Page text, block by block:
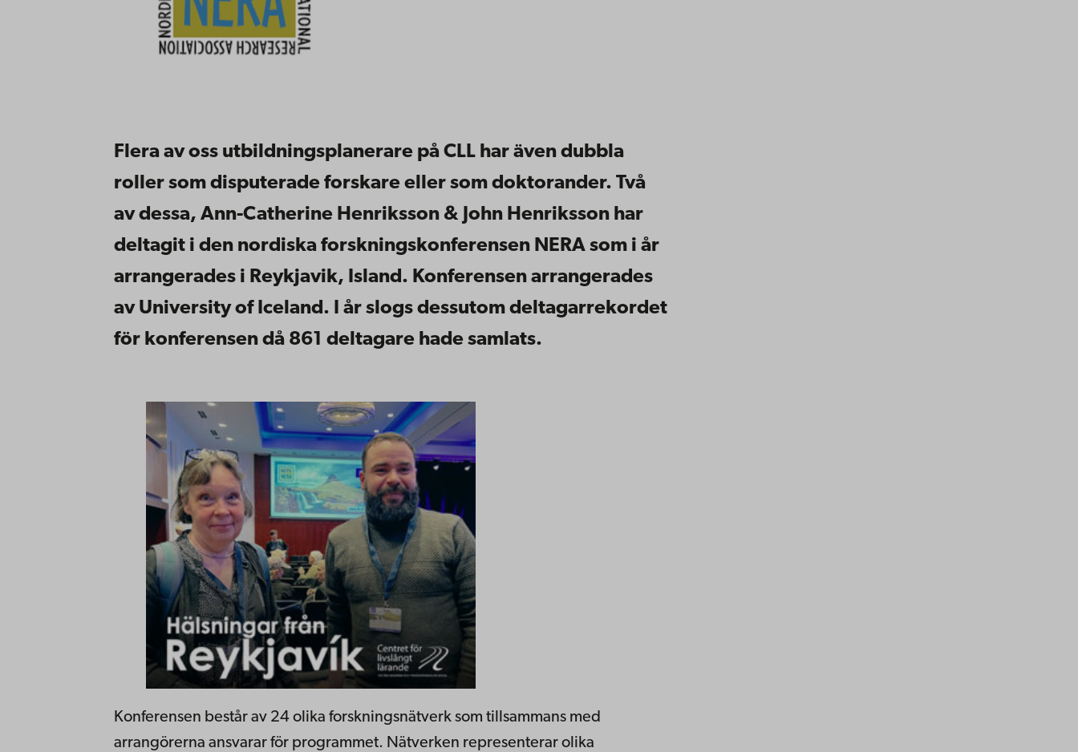
Flera av oss utbildningsplanerare på CLL har även dubbla
roller som disputerade forskare eller som doktorander. Två
av dessa, Ann-Catherine Henriksson & John Henriksson har
deltagit i den nordiska forskningskonferensen NERA som i år
arrangerades i Reykjavik, Island. Konferensen arrangerades
av University of Iceland. I år slogs dessutom deltagarrekordet
för konferensen då 861 deltagare hade samlats.
Konferensen består av 24 olika forskningsnätverk som tillsammans med
arrangörerna ansvarar för programmet. Nätverken representerar olika